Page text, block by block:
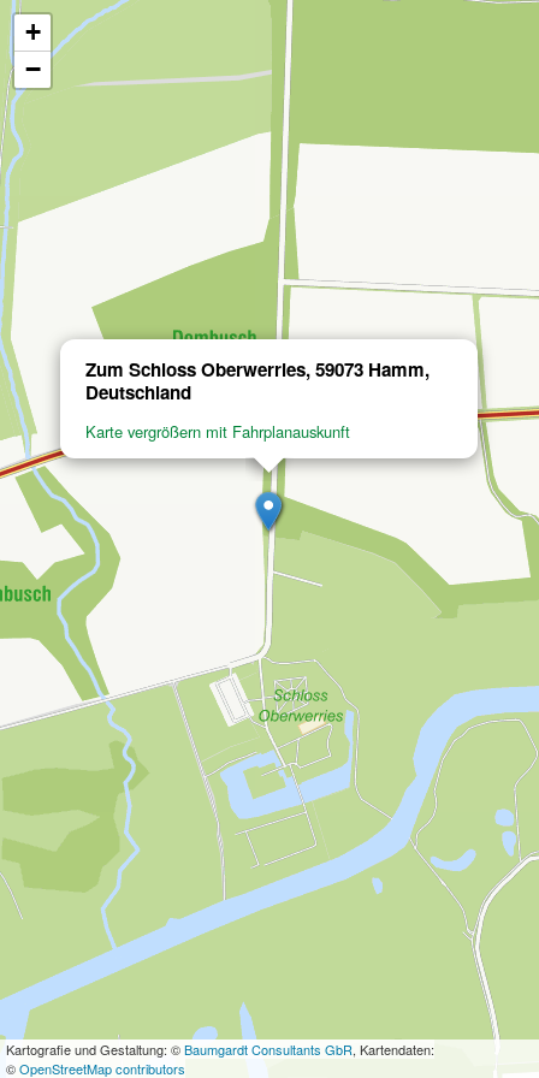
Zum Schloss Oberwerries, 59073 Hamm,
Deutschland
Karte vergrößern mit Fahrplanauskunft
+
−
Kartografie und Gestaltung: ©Baumgardt Consultants GbR, Kartendaten:
©OpenStreetMap contributors